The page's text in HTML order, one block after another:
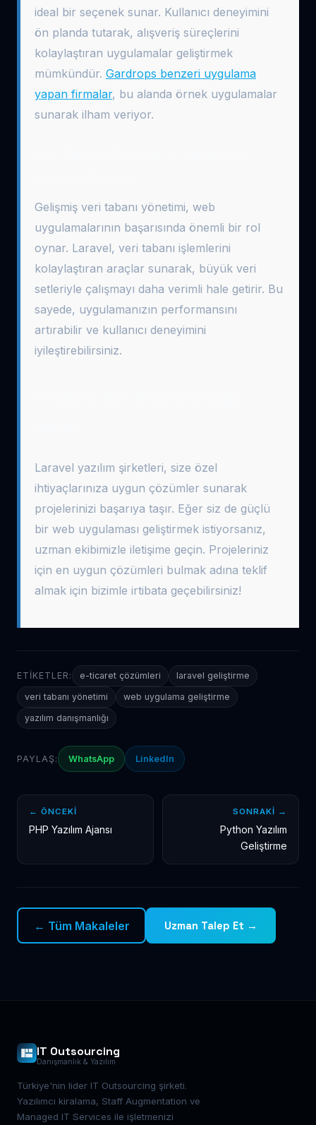
ideal bir seçenek sunar. Kullanıcı deneyimini
ön planda tutarak, alışveriş süreçlerini
kolaylaştıran uygulamalar geliştirmek
mümkündür. Gardrops benzeri uygulama
yapan firmalar, bu alanda örnek uygulamalar
sunarak ilham veriyor.
Gelişmiş veri tabanı yönetimi, web
uygulamalarının başarısında önemli bir rol
oynar. Laravel, veri tabanı işlemlerini
kolaylaştıran araçlar sunarak, büyük veri
setleriyle çalışmayı daha verimli hale getirir. Bu
sayede, uygulamanızın performansını
artırabilir ve kullanıcı deneyimini
iyileştirebilirsiniz.
Laravel yazılım şirketleri, size özel
ihtiyaçlarınıza uygun çözümler sunarak
projelerinizi başarıya taşır. Eğer siz de güçlü
bir web uygulaması geliştirmek istiyorsanız,
uzman ekibimizle iletişime geçin. Projeleriniz
için en uygun çözümleri bulmak adına teklif
almak için bizimle irtibata geçebilirsiniz!
ETIKETLER: e-ticaret çözümleri
laravel geliştirme
veri tabanı yönetimi
web uygulama geliştirme
yazılım danışmanlığı
PAYLAŞ: WhatsApp LinkedIn
← ÖNCEKI
PHP Yazılım Ajansı
SONRAKI →
Python Yazılım
Geliştirme
← Tüm Makaleler Uzman Talep Et →
IT Outsourcing
Danışmanlık & Yazılım
Türkiye'nin lider IT Outsourcing şirketi.
Yazılımcı kiralama, Staff Augmentation ve
Managed IT Services ile işletmenizi